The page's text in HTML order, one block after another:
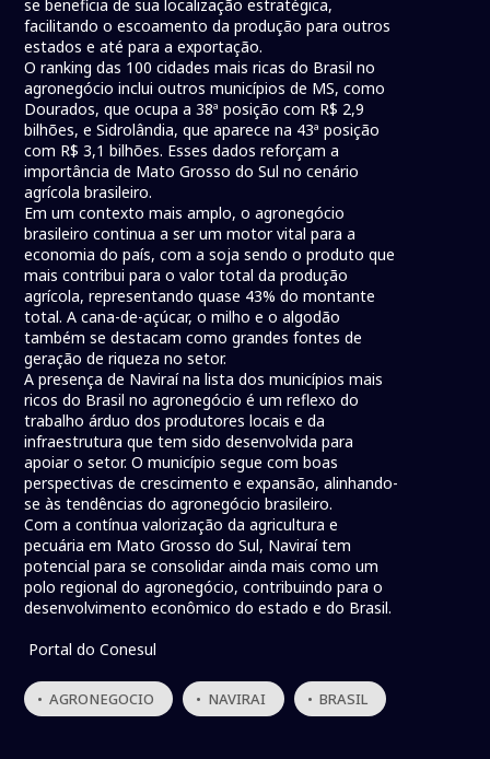
se beneficia de sua localização estratégica,
facilitando o escoamento da produção para outros
estados e até para a exportação.
O ranking das 100 cidades mais ricas do Brasil no
agronegócio inclui outros municípios de MS, como
Dourados, que ocupa a 38ª posição com R$ 2,9
bilhões, e Sidrolândia, que aparece na 43ª posição
com R$ 3,1 bilhões. Esses dados reforçam a
importância de Mato Grosso do Sul no cenário
agrícola brasileiro.
Em um contexto mais amplo, o agronegócio
brasileiro continua a ser um motor vital para a
economia do país, com a soja sendo o produto que
mais contribui para o valor total da produção
agrícola, representando quase 43% do montante
total. A cana-de-açúcar, o milho e o algodão
também se destacam como grandes fontes de
geração de riqueza no setor.
A presença de Naviraí na lista dos municípios mais
ricos do Brasil no agronegócio é um reflexo do
trabalho árduo dos produtores locais e da
infraestrutura que tem sido desenvolvida para
apoiar o setor. O município segue com boas
perspectivas de crescimento e expansão, alinhando-
se às tendências do agronegócio brasileiro.
Com a contínua valorização da agricultura e
pecuária em Mato Grosso do Sul, Naviraí tem
potencial para se consolidar ainda mais como um
polo regional do agronegócio, contribuindo para o
desenvolvimento econômico do estado e do Brasil.
Portal do Conesul
• AGRONEGOCIO • NAVIRAI • BRASIL